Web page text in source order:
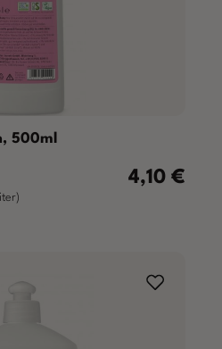
500ml
Regulärer
4,10 €